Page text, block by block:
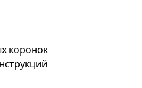
коронок